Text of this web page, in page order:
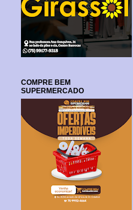
COMPRE BEM
SUPERMERCADO